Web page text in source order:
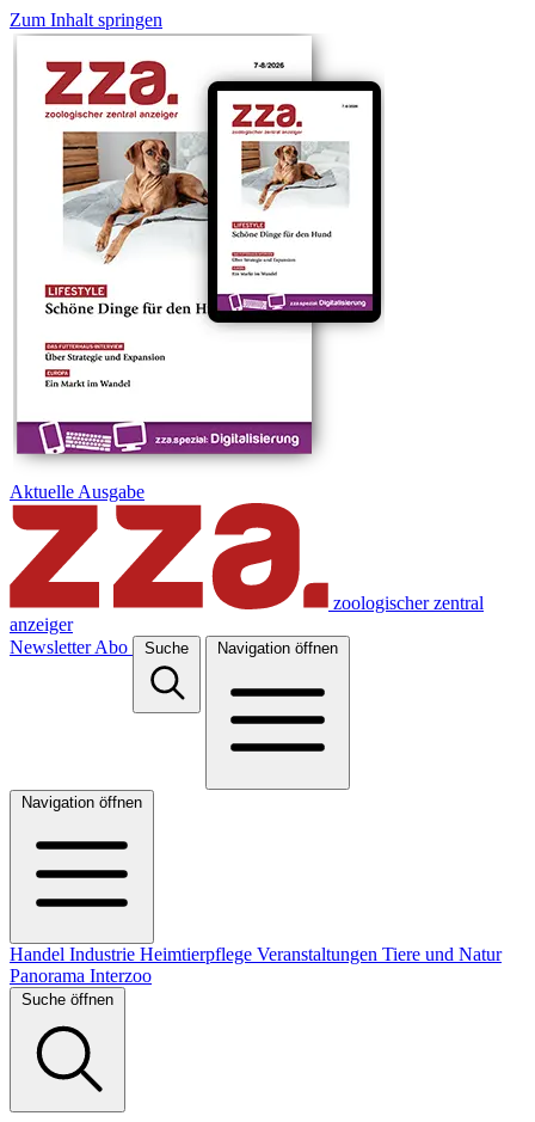
Zum Inhalt springen
Aktuelle Ausgabe
zoologischer zentral
anzeiger
Newsletter Abo Suche Navigation öffnen
Navigation öffnen
Handel Industrie Heimtierpflege Veranstaltungen Tiere und Natur
Panorama Interzoo
Suche öffnen